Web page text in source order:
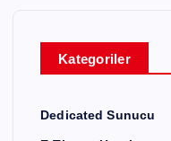
Kategoriler
Dedicated Sunucu